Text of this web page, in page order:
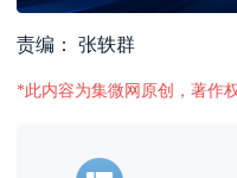
责编： 张轶群
*此内容为集微网原创，著作